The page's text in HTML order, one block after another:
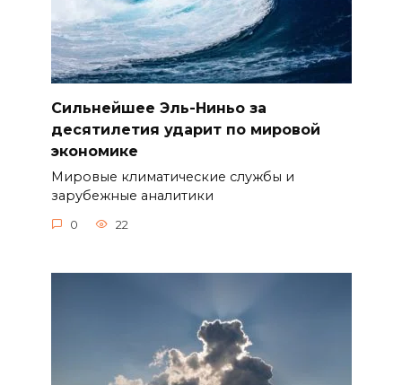
Сильнейшее Эль-Ниньо за
десятилетия ударит по мировой
экономике
Мировые климатические службы и
зарубежные аналитики
0 22